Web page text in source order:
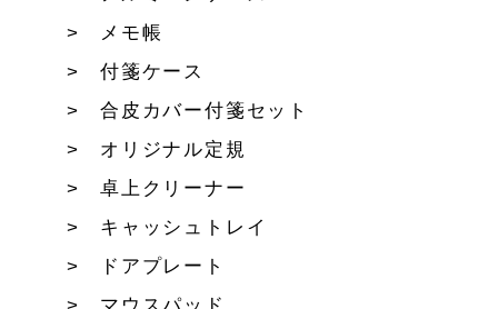
メモ帳
付箋ケース
合皮カバー付箋セット
オリジナル定規
卓上クリーナー
キャッシュトレイ
ドアプレート